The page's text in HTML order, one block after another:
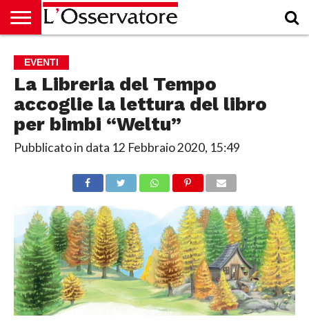
CULTURA
ECONOMIA
RUBRICHE
ARCHIVIO
PODCAST
ABBONAMENTO
CHI
SIAMO
ACCEDI
EVENTI
La Libreria del Tempo
accoglie la lettura del libro
per bimbi “Weltu”
Pubblicato in data 12 Febbraio 2020, 15:49